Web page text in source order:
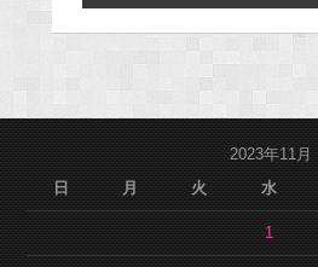
2023年11月
日
月 火 水
1